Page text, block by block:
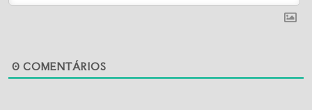
0 COMENTÁRIOS